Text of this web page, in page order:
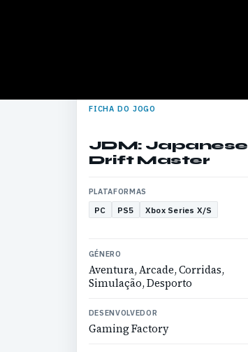
FICHA DO JOGO
JDM: Japanese
Drift Master
PLATAFORMAS
PC PS5 Xbox Series X/S
GÉNERO
Aventura, Arcade, Corridas,
Simulação, Desporto
DESENVOLVEDOR
Gaming Factory